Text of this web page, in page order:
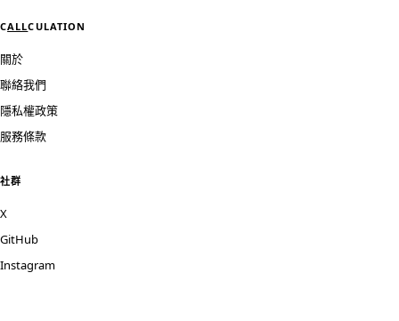
CALLCULATION
關於
聯絡我們
隱私權政策
服務條款
社群
X
GitHub
Instagram